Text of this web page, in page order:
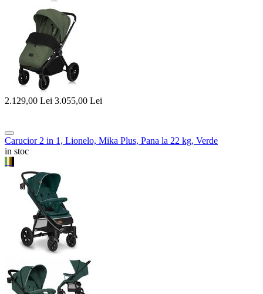
2.129,00 Lei 3.055,00 Lei
Carucior 2 in 1, Lionelo, Mika Plus, Pana la 22 kg, Verde
in stoc